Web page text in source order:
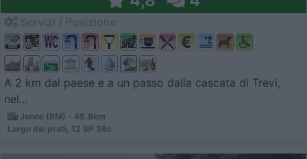
A 2 km dal paese e a un passo dalla cascata di Trevi,
nel...
Jenne (RM) - 45.9km
Largo dei prati, 12 SP 36c